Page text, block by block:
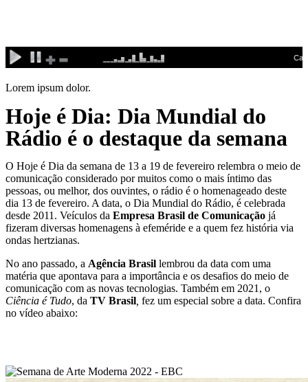
conteúdo
Lorem ipsum dolor.
Hoje é Dia: Dia Mundial do
Rádio é o destaque da semana
O Hoje é Dia da semana de 13 a 19 de fevereiro relembra o meio de
comunicação considerado por muitos como o mais íntimo das
pessoas, ou melhor, dos ouvintes, o rádio é o homenageado deste
dia 13 de fevereiro. A data, o Dia Mundial do Rádio, é celebrada
desde 2011. Veículos da Empresa Brasil de Comunicação já
fizeram diversas homenagens à efeméride e a quem fez história via
ondas hertzianas.
No ano passado, a Agência Brasil lembrou da data com uma
matéria que apontava para a importância e os desafios do meio de
comunicação com as novas tecnologias. Também em 2021, o
Ciência é Tudo, da TV Brasil fez um especial sobre a data. Confira
no vídeo abaixo: